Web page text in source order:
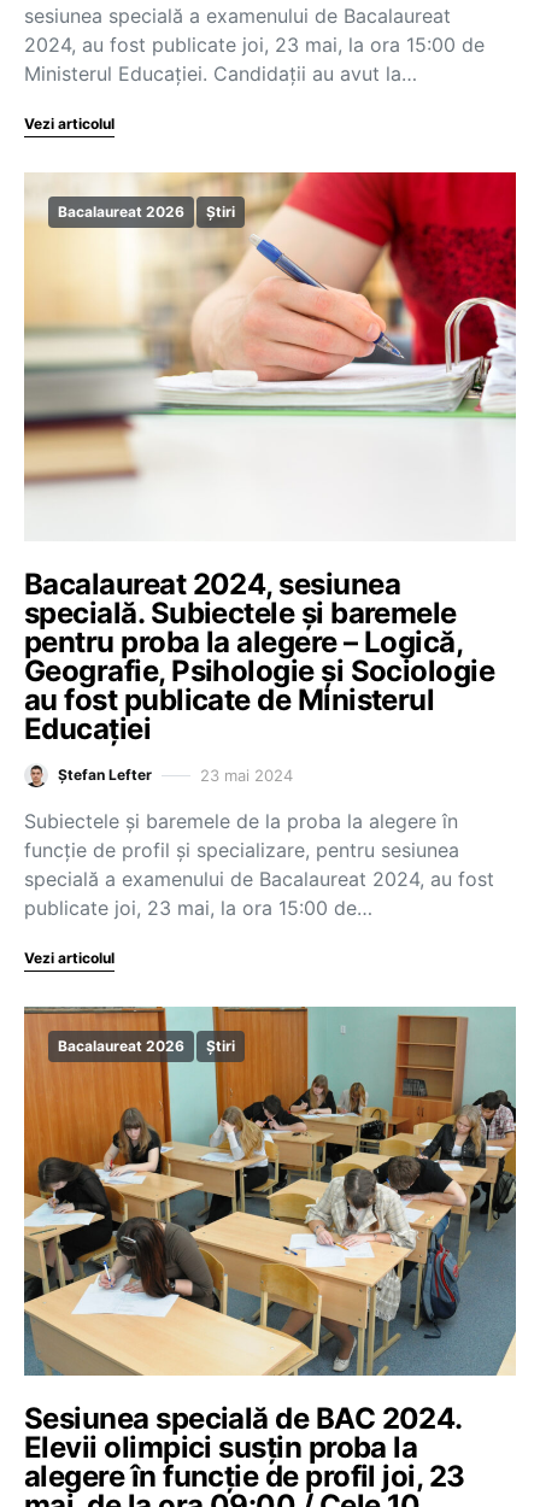
sesiunea specială a examenului de Bacalaureat
2024, au fost publicate joi, 23 mai, la ora 15:00 de
Ministerul Educației. Candidații au avut la…
Vezi articolul
Bacalaureat 2026 Știri
Bacalaureat 2024, sesiunea
specială. Subiectele și baremele
pentru proba la alegere – Logică,
Geografie, Psihologie și Sociologie
au fost publicate de Ministerul
Educației
Ștefan Lefter 23 mai 2024
Subiectele și baremele de la proba la alegere în
funcție de profil și specializare, pentru sesiunea
specială a examenului de Bacalaureat 2024, au fost
publicate joi, 23 mai, la ora 15:00 de…
Vezi articolul
Bacalaureat 2026 Știri
Sesiunea specială de BAC 2024.
Elevii olimpici susțin proba la
alegere în funcție de profil joi, 23